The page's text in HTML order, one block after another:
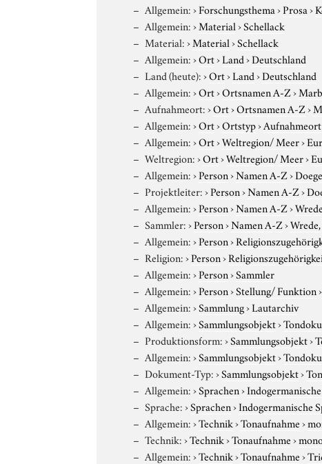
Allgemein:›Forschungsthema›Prosa›
Allgemein:›Material›Schellack
Material:›Material›Schellack
Allgemein:›Ort›Land›Deutschland
Land (heute):›Ort›Land›Deutschland
Allgemein:›Ort›Ortsnamen A-Z›
Aufnahmeort:›Ort›Ortsnamen A-Z›
Allgemein:›Ort›Ortstyp›Aufnahmeort
Allgemein:›Ort›Weltregion/ Meer›
Weltregion:›Ort›Weltregion/ Meer›
Allgemein:›Person›Namen A-Z›
Projektleiter:›Person›Namen A-Z›
Allgemein:›Person›Namen A-Z›
Sammler:›Person›Namen A-Z›
Allgemein:›Person›
Religion:›Person›
Allgemein:›Person›Sammler
Allgemein:›Person›Stellung/ Funktion
Allgemein:›Sammlung›Lautarchiv
Allgemein:›Sammlungsobjekt›
Produktionsform:›Sammlungsobjekt›
Allgemein:›Sammlungsobjekt›
Dokument-Typ:›Sammlungsobjekt›
Allgemein:›Sprachen›
Sprache:›Sprachen›Indogermanische
Allgemein:›Technik›Tonaufnahme›
Technik:›Technik›Tonaufnahme›
Allgemein:›Technik›Tonaufnahme›